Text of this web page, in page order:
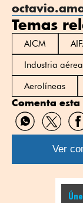
Temas
AICM
Industria aérea
Aerolíneas
Comenta
Compartir
por
WhatsApp
por
Twitter
Ver